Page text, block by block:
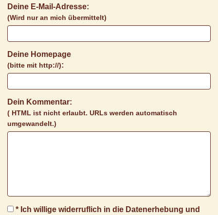
Deine E-Mail-Adresse:
(Wird nur an mich übermittelt)
Deine Homepage
(bitte mit http://):
Dein Kommentar:
( HTML ist nicht erlaubt. URLs werden automatisch
umgewandelt.)
* Ich willige widerruflich in die Datenerhebung und